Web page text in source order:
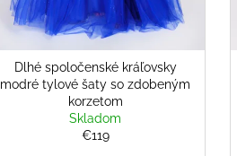
Dlhé spoločenské kráľovsky
modré tylové šaty so zdobeným
korzetom
Skladom
€119